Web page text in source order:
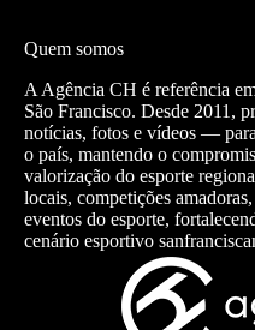
Quem somos
A Agência CH é referência
São Francisco. Desde 2011,
notícias, fotos e vídeos —
o país, mantendo o
valorização do esporte
locais, competições
eventos do esporte,
cenário esportivo